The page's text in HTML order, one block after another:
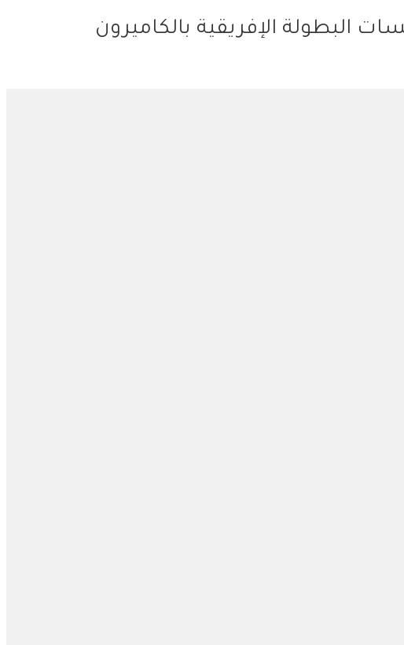
البطولة الإفريقية بالكاميرون